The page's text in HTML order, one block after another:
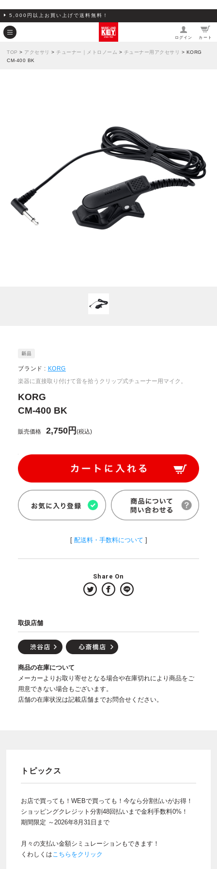
5,000円以上お買い上げで送料無料！
ログイン カート
TOP > アクセサリ > チューナー｜メトロノーム > チューナー用アクセサリ > KORG
CM-400 BK
ブランド : KORG
楽器に直接取り付けて音を拾うクリップ式チューナー用マイク。
KORG
CM-400 BK
販売価格 2,750円(税込)
[ 配送料・手数料について ]
Share On
取扱店舗
商品の在庫について
メーカーよりお取り寄せとなる場合や在庫切れにより商品をご
用意できない場合もございます。
店舗の在庫状況は記載店舗までお問合せください。
トピックス
お店で買っても！WEBで買っても！今なら分割払いがお得！
ショッピングクレジット分割48回払いまで金利手数料0%！
期間限定 ～2026年8月31日まで
月々の支払い金額シミュレーションもできます！
くわしくはこちらをクリック